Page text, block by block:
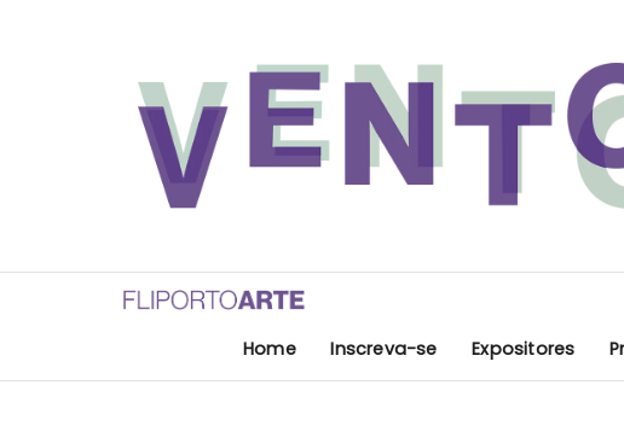
Home Inscreva-se Expositores